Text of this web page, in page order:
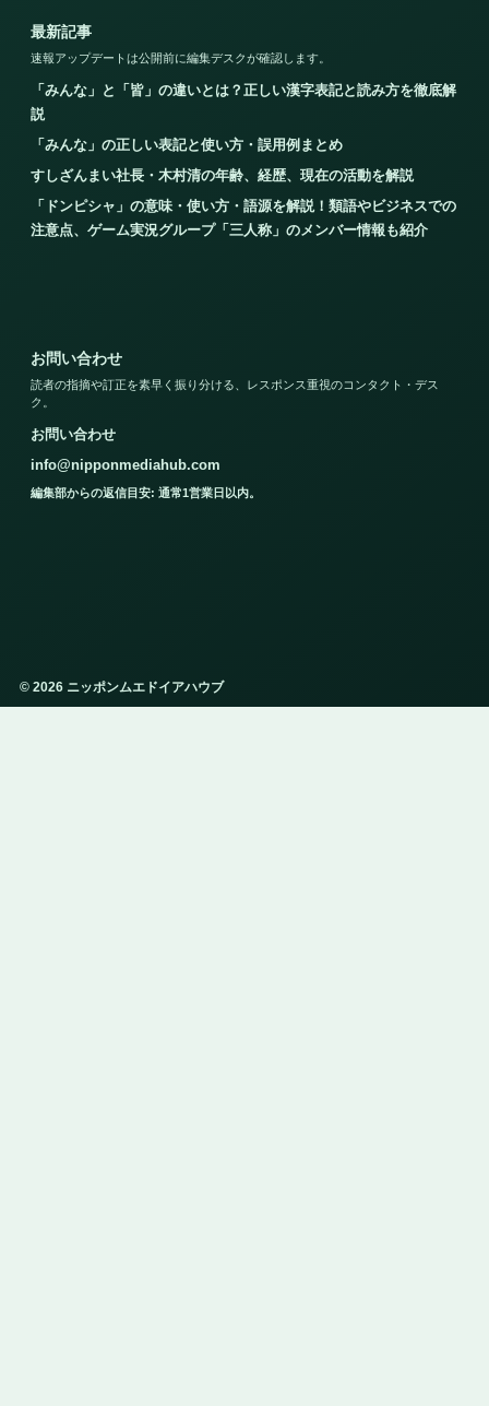
最新記事
速報アップデートは公開前に編集デスクが確認します。
「みんな」と「皆」の違いとは？正しい漢字表記と読み方を徹底解
説
「みんな」の正しい表記と使い方・誤用例まとめ
すしざんまい社長・木村清の年齢、経歴、現在の活動を解説
「ドンピシャ」の意味・使い方・語源を解説！類語やビジネスでの
注意点、ゲーム実況グループ「三人称」のメンバー情報も紹介
お問い合わせ
読者の指摘や訂正を素早く振り分ける、レスポンス重視のコンタクト・デス
ク。
お問い合わせ
info@nipponmediahub.com
編集部からの返信目安: 通常1営業日以内。
© 2026 ニッポンムエドイアハウブ